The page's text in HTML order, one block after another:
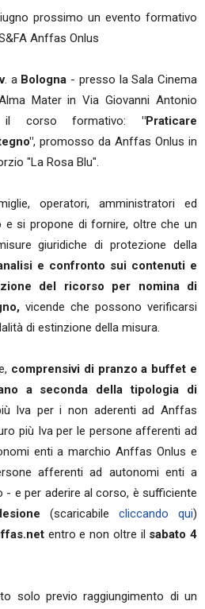
prossimo un evento formativo
Anffas Onlus
. a Bologna - presso la Sala Cinema
Mater in Via Giovanni Antonio
corso formativo: "Praticare
, promosso da Anffas Onlus in
"La Rosa Blu".
operatori, amministratori ed
si propone di fornire, oltre che un
giuridiche di protezione della
e confronto sui contenuti e
del ricorso per nomina di
vicende che possono verificarsi
di estinzione della misura.
comprensivi di pranzo a buffet e
a seconda della tipologia di
Iva per i non aderenti ad Anffas
più Iva per le persone afferenti ad
enti a marchio Anffas Onlus e
afferenti ad autonomi enti a
e per aderire al corso, è sufficiente
(scaricabilecliccando qui)
entro e non oltre il sabato 4
solo previo raggiungimento di un